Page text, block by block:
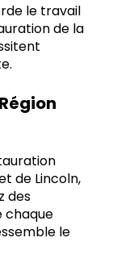
le travail
de la
de Lincoln,
des
chaque
le